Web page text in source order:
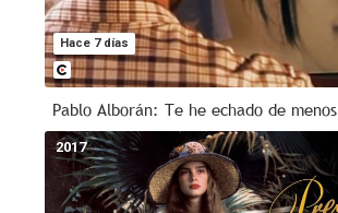
Hace 7 días
Pablo Alborán: Te he echado de menos
2017